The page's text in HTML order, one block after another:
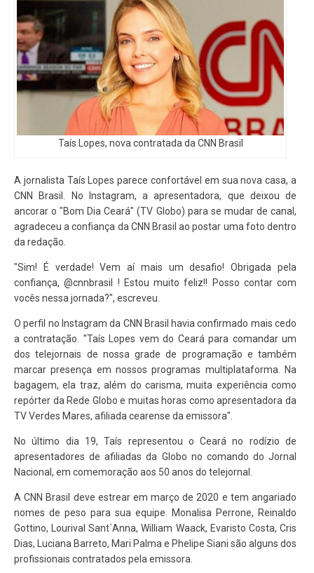
Taís Lopes, nova contratada da CNN Brasil
A jornalista Taís Lopes parece confortável em sua nova casa, a
CNN Brasil. No Instagram, a apresentadora, que deixou de
ancorar o "Bom Dia Ceará" (TV Globo) para se mudar de canal,
agradeceu a confiança da CNN Brasil ao postar uma foto dentro
da redação.
"Sim! É verdade! Vem aí mais um desafio! Obrigada pela
confiança, @cnnbrasil ! Estou muito feliz!! Posso contar com
vocês nessa jornada?", escreveu.
O perfil no Instagram da CNN Brasil havia confirmado mais cedo
a contratação. "Taís Lopes vem do Ceará para comandar um
dos telejornais de nossa grade de programação e também
marcar presença em nossos programas multiplataforma. Na
bagagem, ela traz, além do carisma, muita experiência como
repórter da Rede Globo e muitas horas como apresentadora da
TV Verdes Mares, afiliada cearense da emissora".
No último dia 19, Taís representou o Ceará no rodízio de
apresentadores de afiliadas da Globo no comando do Jornal
Nacional, em comemoração aos 50 anos do telejornal.
A CNN Brasil deve estrear em março de 2020 e tem angariado
nomes de peso para sua equipe. Monalisa Perrone, Reinaldo
Gottino, Lourival Sant´Anna, William Waack, Evaristo Costa, Cris
Dias, Luciana Barreto, Mari Palma e Phelipe Siani são alguns dos
profissionais contratados pela emissora.